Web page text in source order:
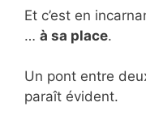
Et c’est en
… à sa place.
Un pont entre
paraît évident.